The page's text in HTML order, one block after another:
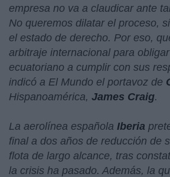
empresa no va a claudicar ante
No queremos dilatar el proceso,
el estado de derecho. Por eso,
arbitraje internacional para
ecuatoriano a cumplir con sus
indicó a El Mundo el portavoz de
Hispanoamérica, James Craig.
La aerolínea española Iberia
final a dos años de reducción de
flota de largo alcance, tras
la crisis ha pasado. Además, la